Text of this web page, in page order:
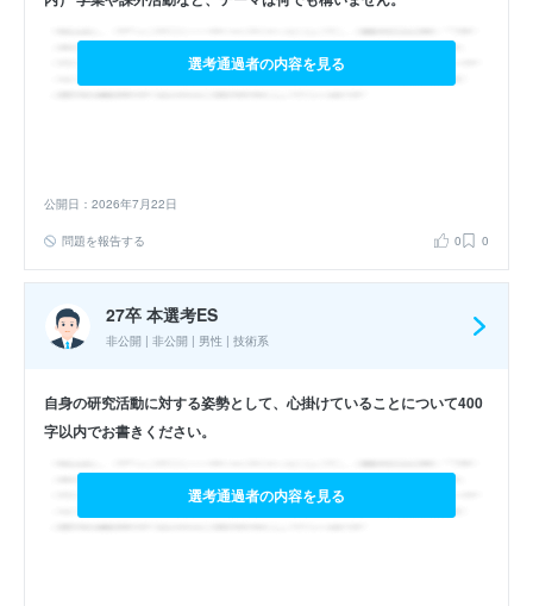
選考通過者の内容を見る
公開日：2026年7月22日
問題を報告する 0 0
27卒 本選考ES
非公開 | 非公開 | 男性 | 技術系
自身の研究活動に対する姿勢として、心掛けていることについて400
字以内でお書きください。
選考通過者の内容を見る